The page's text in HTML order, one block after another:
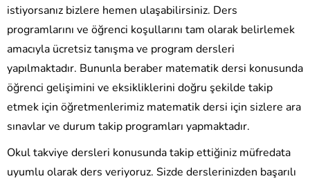
istiyorsanız bizlere hemen ulaşabilirsiniz. Ders
programlarını ve öğrenci koşullarını tam olarak belirlemek
amacıyla ücretsiz tanışma ve program dersleri
yapılmaktadır. Bununla beraber matematik dersi konusunda
öğrenci gelişimini ve eksikliklerini doğru şekilde takip
etmek için öğretmenlerimiz matematik dersi için sizlere ara
sınavlar ve durum takip programları yapmaktadır.
Okul takviye dersleri konusunda takip ettiğiniz müfredata
uyumlu olarak ders veriyoruz. Sizde derslerinizden başarılı